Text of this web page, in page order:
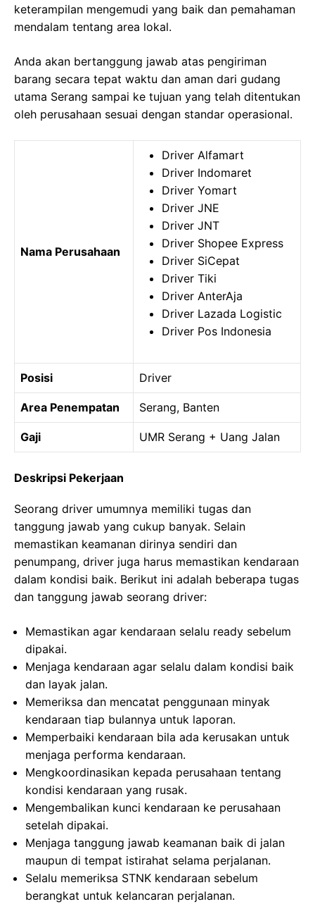
keterampilan mengemudi yang baik dan pemahaman
mendalam tentang area lokal.
Anda akan bertanggung jawab atas pengiriman
barang secara tepat waktu dan aman dari gudang
utama Serang sampai ke tujuan yang telah ditentukan
oleh perusahaan sesuai dengan standar operasional.
Nama Perusahaan
Driver Alfamart
Driver Indomaret
Driver Yomart
Driver JNE
Driver JNT
Driver Shopee Express
Driver SiCepat
Driver Tiki
Driver AnterAja
Driver Lazada Logistic
Driver Pos Indonesia
Posisi Driver
Area Penempatan Serang, Banten
Gaji UMR Serang + Uang Jalan
Deskripsi Pekerjaan
Seorang driver umumnya memiliki tugas dan
tanggung jawab yang cukup banyak. Selain
memastikan keamanan dirinya sendiri dan
penumpang, driver juga harus memastikan kendaraan
dalam kondisi baik. Berikut ini adalah beberapa tugas
dan tanggung jawab seorang driver:
Memastikan agar kendaraan selalu ready sebelum
dipakai.
Menjaga kendaraan agar selalu dalam kondisi baik
dan layak jalan.
Memeriksa dan mencatat penggunaan minyak
kendaraan tiap bulannya untuk laporan.
Memperbaiki kendaraan bila ada kerusakan untuk
menjaga performa kendaraan.
Mengkoordinasikan kepada perusahaan tentang
kondisi kendaraan yang rusak.
Mengembalikan kunci kendaraan ke perusahaan
setelah dipakai.
Menjaga tanggung jawab keamanan baik di jalan
maupun di tempat istirahat selama perjalanan.
Selalu memeriksa STNK kendaraan sebelum
berangkat untuk kelancaran perjalanan.